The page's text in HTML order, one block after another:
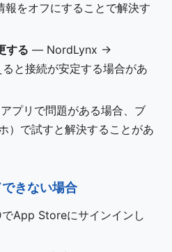
報をオフにすることで解決す
する — NordLynx →
と接続が安定する場合があ
プリで問題がある場合、ブ
）で試すと解決することがあ
きない場合
App Storeにサインインし